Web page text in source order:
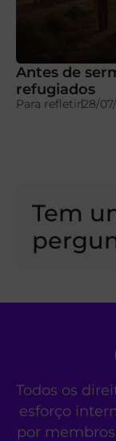
Antes de
refugiados
Para refletir28/
Tem
Todos os
esforço
por